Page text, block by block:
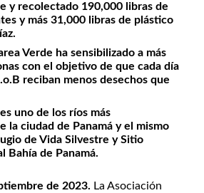
y recolectado 190,000 libras de
y más 31,000 libras de plástico
Verde ha sensibilizado a más
con el objetivo de que cada día
reciban menos desechos que
uno de los ríos más
la ciudad de Panamá y el mismo
de Vida Silvestre y Sitio
Bahía de Panamá.
de 2023. La Asociación